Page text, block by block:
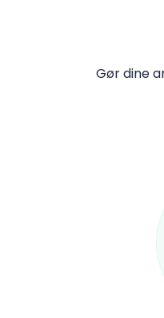
Gør dine